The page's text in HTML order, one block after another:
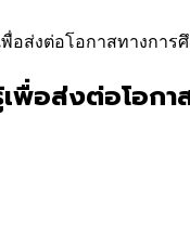
อส่งต่อโอกาสทางการ
อส่งต่อโอกา